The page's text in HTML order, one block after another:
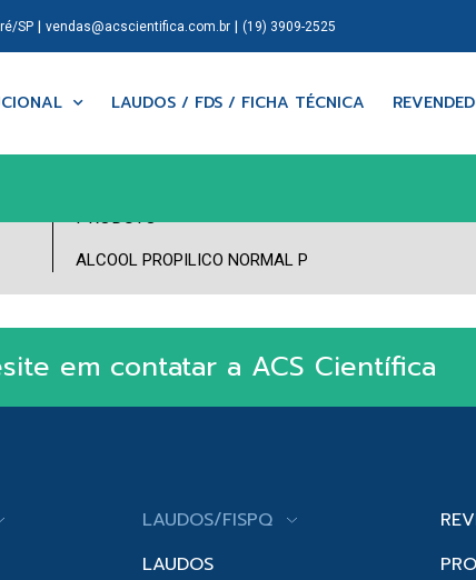
SP| vendas@acscientifica.com.br| (19) 3909-2525
LAUDOS / FDS / FICHA TÉCNICA
ALCOOL PROPILICO NORMAL P
em contatar a ACS Científica
LAUDOS/FISPQ
LAUDOS